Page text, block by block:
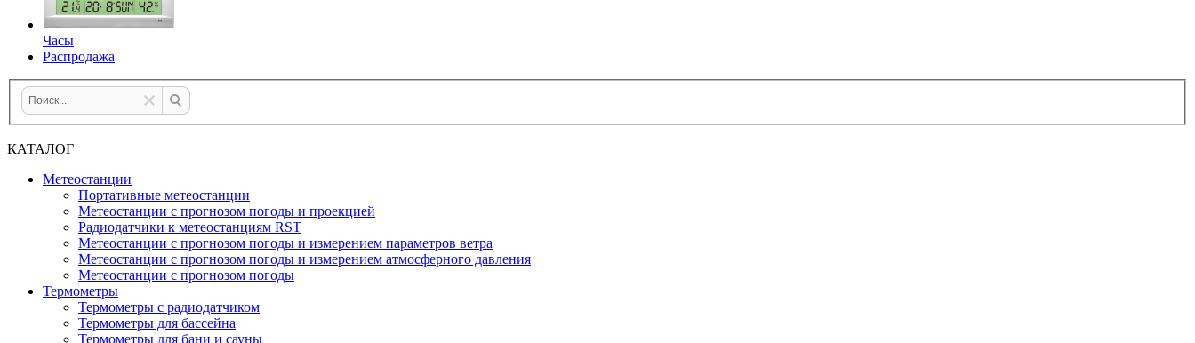
Часы
Распродажа
КАТАЛОГ
Метеостанции
Портативные метеостанции
Метеостанции с прогнозом погоды и проекцией
Радиодатчики к метеостанциям RST
Метеостанции с прогнозом погоды и измерением параметров ветра
Метеостанции с прогнозом погоды и измерением атмосферного давления
Метеостанции с прогнозом погоды
Термометры
Термометры с радиодатчиком
Термометры для бассейна
Термометры для бани и сауны